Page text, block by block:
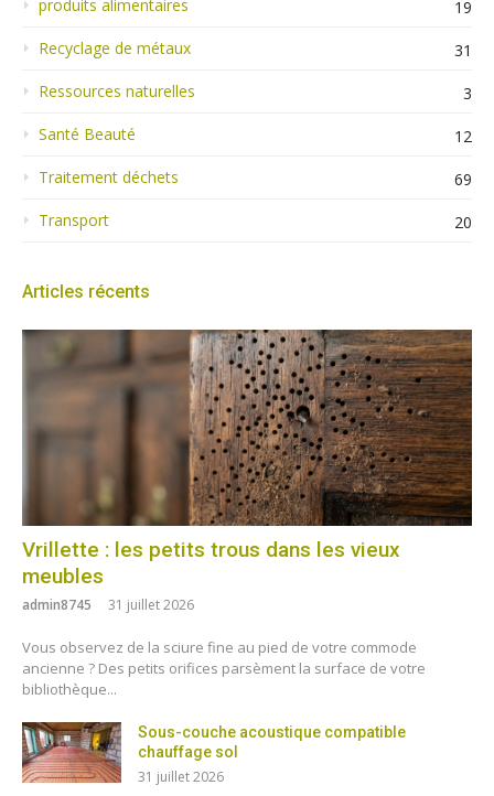
produits alimentaires
19
Recyclage de métaux
31
Ressources naturelles
3
Santé Beauté
12
Traitement déchets
69
Transport
20
Articles récents
Vrillette : les petits trous dans les vieux
meubles
admin8745 31 juillet 2026
Vous observez de la sciure fine au pied de votre commode
ancienne ? Des petits orifices parsèment la surface de votre
bibliothèque...
Sous-couche acoustique compatible
chauffage sol
31 juillet 2026